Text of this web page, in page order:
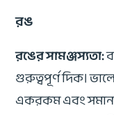
রঙ
রঙের সামঞ্জস্যতা:
গুরুত্বপূর্ণ দিক।
একরকম এবং সমান